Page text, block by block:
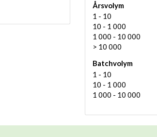
Årsvolym
1 - 10
10 - 1 000
1 000 - 10 000
> 10 000
Batchvolym
1 - 10
10 - 1 000
1 000 - 10 000